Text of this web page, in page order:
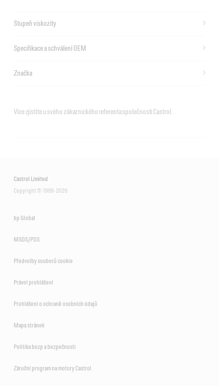
Stupeň viskozity
Specifikace a schválení OEM
Značka
Více zjistíte u svého zákaznického referenta společnosti Castrol.
Castrol Limited
Copyright © 1999-2026
bp Global
MSDS/PDS
Předvolby souborů cookie
Právní prohlášení
Prohlášení o ochraně osobních údajů
Mapa stránek
Politika bozp a bezpečnosti
Záruční program na motory Castrol